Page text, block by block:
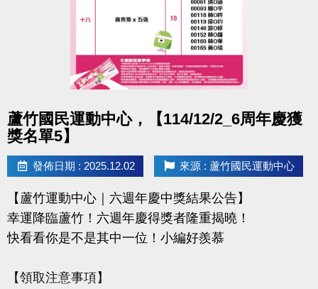
https://www.lzsports.com.tw/zh_TW/news/pageID/1/
FB : 桃園市蘆竹國民運動中心
蘆竹國民運動中心，【114/12/2_6周年慶獲
獎名單5】
發佈日期 : 2025.12.02 來源 : 蘆竹國民運動中心
【蘆竹運動中心｜六週年慶中獎結果公告】
幸運降臨蘆竹！六週年慶得獎者隆重揭曉！
快看看你是不是其中一位！小編好羨慕
【領取注意事項】